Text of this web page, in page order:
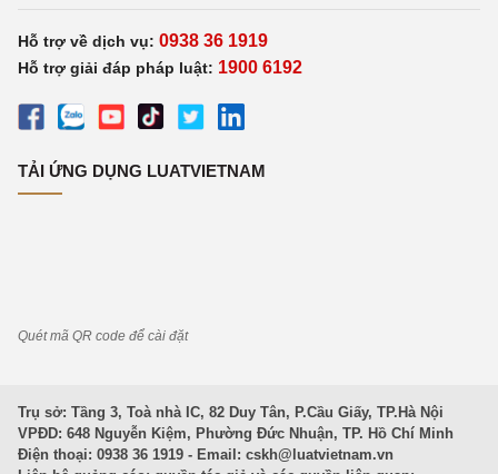
Hỗ trợ về dịch vụ: 0938 36 1919
Hỗ trợ giải đáp pháp luật: 1900 6192
TẢI ỨNG DỤNG LUATVIETNAM
Quét mã QR code để cài đặt
Trụ sở: Tầng 3, Toà nhà IC, 82 Duy Tân, P.Cầu Giấy, TP.Hà Nội
VPĐD: 648 Nguyễn Kiệm, Phường Đức Nhuận, TP. Hồ Chí Minh
Điện thoại: 0938 36 1919 - Email: cskh@luatvietnam.vn